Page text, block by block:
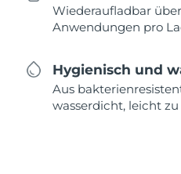
Wiederaufladbar
Anwendungen pro
Hygienisch und
Aus
wasserdicht, leicht